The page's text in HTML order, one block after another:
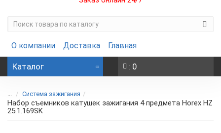
О компании Доставка Главная
Каталог : 0
... Система зажигания
Набор съемников катушек зажигания 4 предмета Horex HZ
25.1.169SK